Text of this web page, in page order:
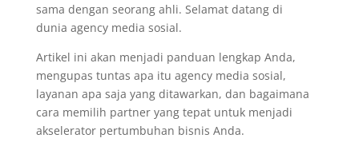
sama dengan seorang ahli. Selamat datang di
dunia agency media sosial.
Artikel ini akan menjadi panduan lengkap Anda,
mengupas tuntas apa itu agency media sosial,
layanan apa saja yang ditawarkan, dan bagaimana
cara memilih partner yang tepat untuk menjadi
akselerator pertumbuhan bisnis Anda.